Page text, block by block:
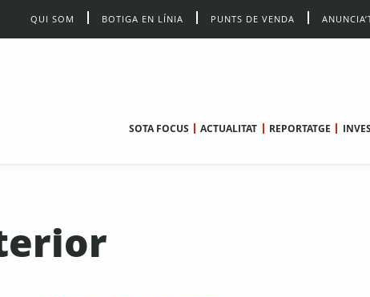
QUI SOM BOTIGA EN LÍNIA PUNTS DE VENDA
SOTA FOCUS ACTUALITAT REPORTATGE